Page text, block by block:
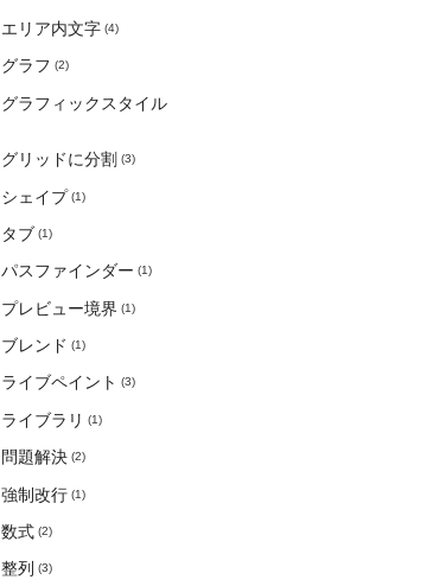
エリア内文字 (4)
グラフ (2)
グラフィックスタイル
グリッドに分割 (3)
シェイプ(1)
タブ (1)
パスファインダー (1)
プレビュー境界 (1)
ブレンド (1)
ライブペイント (3)
ライブラリ (1)
問題解決 (2)
強制改行 (1)
数式 (2)
整列 (3)